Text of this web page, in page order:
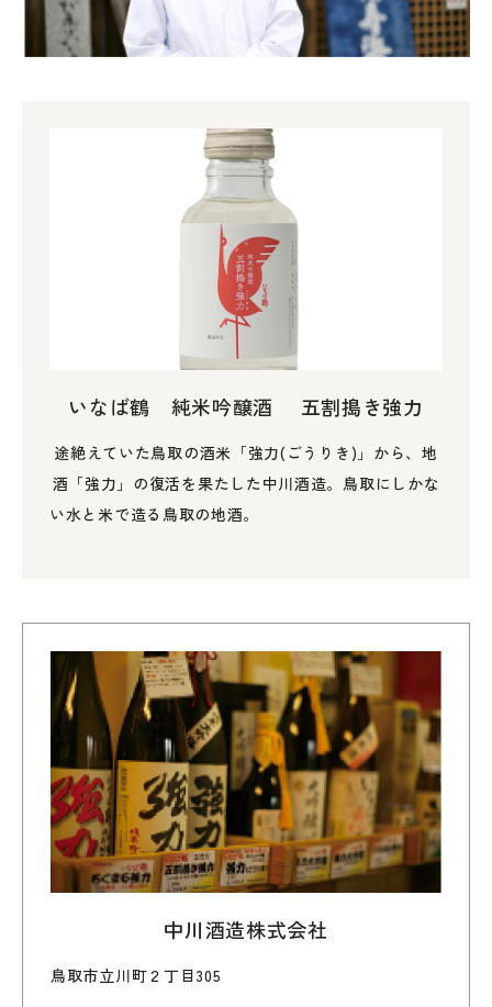
いなば鶴 純米吟醸酒 五割搗き強力
途絶えていた鳥取の酒米「強力(ごうりき)」から、地
酒「強力」の復活を果たした中川酒造。鳥取にしかな
い水と米で造る鳥取の地酒。
中川酒造株式会社
鳥取市立川町２丁目305